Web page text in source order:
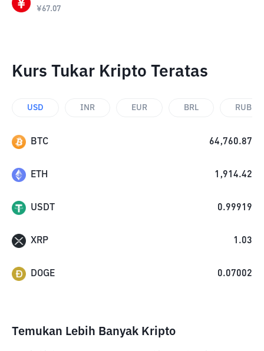
¥67.07
Kurs Tukar Kripto Teratas
USD INR EUR BRL RUB
BTC 64,760.87
ETH 1,914.42
USDT 0.99919
XRP 1.03
DOGE 0.07002
Temukan Lebih Banyak Kripto